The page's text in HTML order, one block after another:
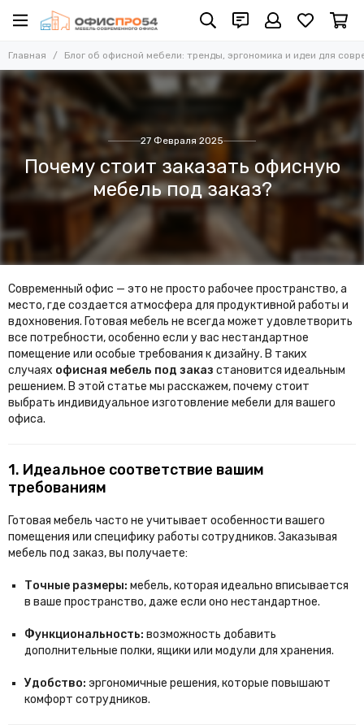
Главная Блог об офисной мебели: тренды, эргономика и идеи для
27 Февраля 2025
Почему стоит заказать офисную
мебель под заказ?
Современный офис — это не просто рабочее пространство, а
место, где создается атмосфера для продуктивной работы и
вдохновения. Готовая мебель не всегда может удовлетворить
все потребности, особенно если у вас нестандартное
помещение или особые требования к дизайну. В таких
случаях офисная мебель под заказ становится идеальным
решением. В этой статье мы расскажем, почему стоит
выбрать индивидуальное изготовление мебели для вашего
офиса.
1. Идеальное соответствие вашим
требованиям
Готовая мебель часто не учитывает особенности вашего
помещения или специфику работы сотрудников. Заказывая
мебель под заказ, вы получаете:
Точные размеры: мебель, которая идеально вписывается
в ваше пространство, даже если оно нестандартное.
Функциональность: возможность добавить
дополнительные полки, ящики или модули для хранения.
Удобство: эргономичные решения, которые повышают
комфорт сотрудников.